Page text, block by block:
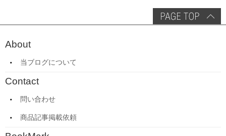
About
当ブログについて
Contact
問い合わせ
商品記事掲載依頼